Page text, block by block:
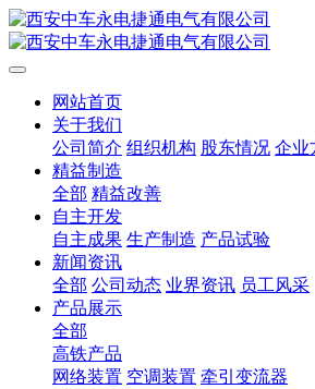
网站首页
关于我们
公司简介 组织机构 股东情况 企业
精益制造
全部 精益改善
自主开发
自主成果 生产制造 产品试验
新闻资讯
全部 公司动态 业界资讯 员工风采
产品展示
全部
高铁产品
网络装置 空调装置 牵引变流器